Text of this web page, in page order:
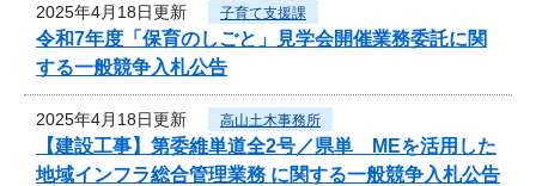
2025年4月18日更新 子育て支援課
令和7年度「保育のしごと」見学会開催業務委託に関
する一般競争入札公告
2025年4月18日更新 高山土木事務所
【建設工事】第委維単道全2号／県単 MEを活用した
地域インフラ総合管理業務 に関する一般競争入札公告